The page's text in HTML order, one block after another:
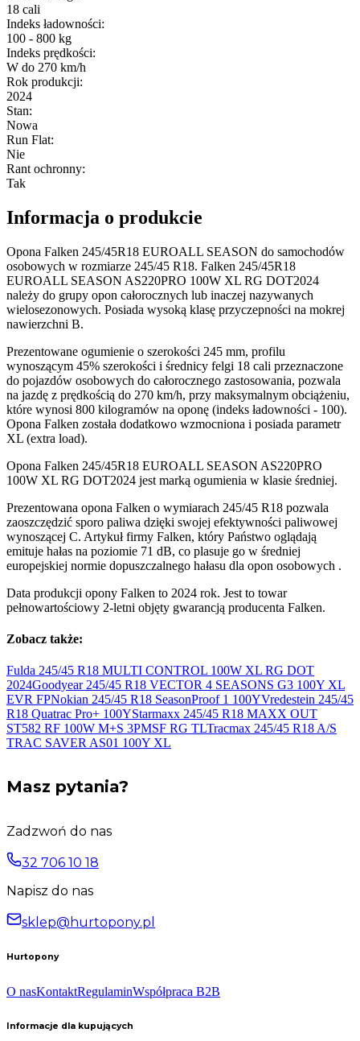
18 cali
Indeks ładowności:
100 - 800 kg
Indeks prędkości:
W do 270 km/h
Rok produkcji:
2024
Stan:
Nowa
Run Flat:
Nie
Rant ochronny:
Tak
Informacja o produkcie
Opona Falken 245/45R18 EUROALL SEASON do samochodów
osobowych w rozmiarze 245/45 R18. Falken 245/45R18
EUROALL SEASON AS220PRO 100W XL RG DOT2024
należy do grupy opon całorocznych lub inaczej nazywanych
wielosezonowych. Posiada wysoką klasę przyczepności na mokrej
nawierzchni B.
Prezentowane ogumienie o szerokości 245 mm, profilu
wynoszącym 45% szerokości i średnicy felgi 18 cali przeznaczone
do pojazdów osobowych do całorocznego zastosowania, pozwala
na jazdę z prędkością do 270 km/h, przy maksymalnym obciążeniu,
które wynosi 800 kilogramów na oponę (indeks ładowności - 100).
Opona Falken została dodatkowo wzmocniona i posiada parametr
XL (extra load).
Opona Falken 245/45R18 EUROALL SEASON AS220PRO
100W XL RG DOT2024 jest marką ogumienia w klasie średniej.
Prezentowana opona Falken o wymiarach 245/45 R18 pozwala
zaoszczędzić sporo paliwa dzięki swojej efektywności paliwowej
wynoszącej C. Artykuł firmy Falken, który Państwo oglądają
emituje hałas na poziomie 71 dB, co plasuje go w średniej
europejskiej normie dopuszczalnego hałasu dla opon osobowych .
Data produkcji opony Falken to 2024 rok. Jest to towar
pełnowartościowy 2-letni objęty gwarancją producenta Falken.
Zobacz także:
Fulda 245/45 R18 MULTI CONTROL 100W XL RG DOT
2024Goodyear 245/45 R18 VECTOR 4 SEASONS G3 100Y XL
EVR FPNokian 245/45 R18 SeasonProof 1 100YVredestein 245/45
R18 Quatrac Pro+ 100YStarmaxx 245/45 R18 MAXX OUT
ST582 RF 100W M+S 3PMSF RG TLTracmax 245/45 R18 A/S
TRAC SAVER AS01 100Y XL
Masz pytania?
Zadzwoń do nas
32 706 10 18
Napisz do nas
sklep@hurtopony.pl
Hurtopony
O nasKontaktRegulaminWspółpraca B2B
Informacje dla kupujących